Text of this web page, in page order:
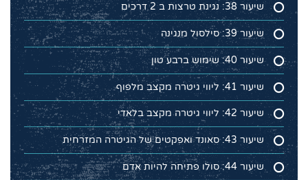
שיעור 38: נגינת טרצות ב 2 דרכים
שיעור 39: סילסול מנגינה
שיעור 40: שימוש ברבע טון
שיעור 41: ליווי גיטרה מקצב מלפוף
שיעור 42: ליווי גיטרה מקצב בלאדי
שיעור 43: סאונד ואפקטים של הגיטרה המזרחית
שיעור 44: סולו פתיחה להיות אדם